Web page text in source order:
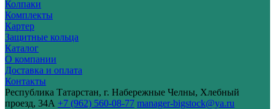
Колпаки
Комплекты
Картер
Защитные кольца
Каталог
О компании
Доставка и оплата
Контакты
Республика Татарстан, г. Набережные Челны, Хлебный
проезд, 34А +7 (962) 560-08-77 manager-bigstock@ya.ru